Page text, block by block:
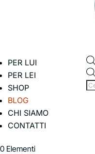
PER LUI
PER LEI
SHOP
BLOG
CHI SIAMO
CONTATTI
0 Elementi